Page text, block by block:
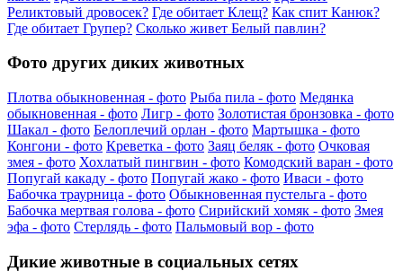
Реликтовый дровосек? Где обитает Клещ? Как спит Канюк?
Где обитает Групер? Сколько живет Белый павлин?
Фото других диких животных
Плотва обыкновенная - фото Рыба пила - фото Медянка
обыкновенная - фото Лигр - фото Золотистая бронзовка - фото
Шакал - фото Белоплечий орлан - фото Мартышка - фото
Конгони - фото Креветка - фото Заяц беляк - фото Очковая
змея - фото Хохлатый пингвин - фото Комодский варан - фото
Попугай какаду - фото Попугай жако - фото Иваси - фото
Бабочка траурница - фото Обыкновенная пустельга - фото
Бабочка мертвая голова - фото Сирийский хомяк - фото Змея
эфа - фото Стерлядь - фото Пальмовый вор - фото
Дикие животные в социальных сетях